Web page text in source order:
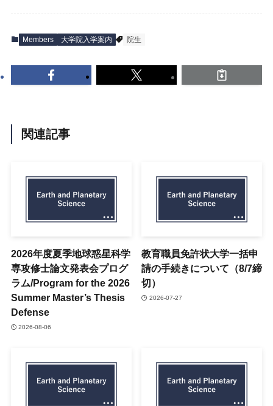
Members 大学院入学案内 院生
関連記事
2026年度夏季地球惑星科学
専攻修士論文発表会プログ
ラム/Program for the 2026
Summer Master’s Thesis
Defense
2026-08-06
教育職員免許状大学一括申
請の手続きについて（8/7締
切）
2026-07-27